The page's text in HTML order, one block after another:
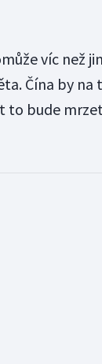
víc než
Čína by na
to bude